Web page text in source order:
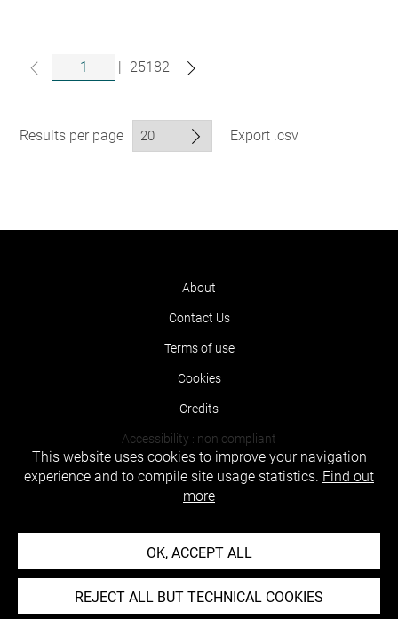
| 25182
Results per page Export .csv
About
Contact Us
Terms of use
Cookies
Credits
Accessibility : non compliant
This website uses cookies to improve your navigation
experience and to compile site usage statistics. Find out
more
OK, ACCEPT ALL
REJECT ALL BUT TECHNICAL COOKIES